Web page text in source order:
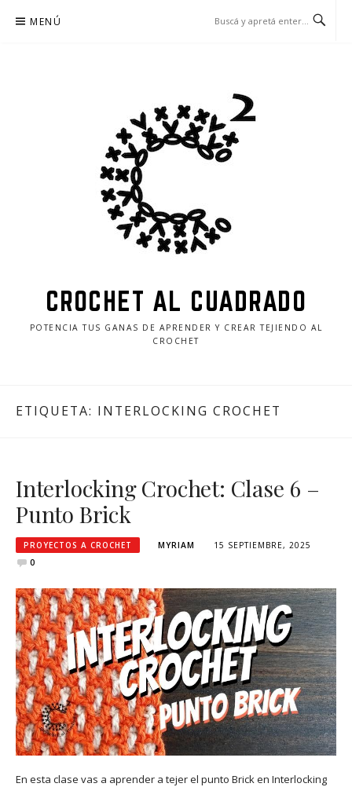
MENÚ
CROCHET AL CUADRADO
POTENCIA TUS GANAS DE APRENDER Y CREAR TEJIENDO AL
CROCHET
ETIQUETA: INTERLOCKING CROCHET
Interlocking Crochet: Clase 6 –
Punto Brick
PROYECTOS A CROCHET MYRIAM
15 SEPTIEMBRE, 2025
0
En esta clase vas a aprender a tejer el punto Brick en Interlocking